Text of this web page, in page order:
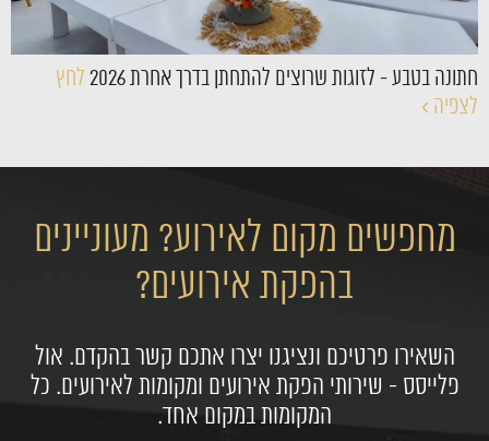
חתונה בטבע - לזוגות שרוצים להתחתן בדרך אחרת 2026
לחץ
לצפיה ›
מחפשים מקום לאירוע? מעוניינים
בהפקת אירועים?
השאירו פרטיכם ונציגנו יצרו אתכם קשר בהקדם. אול
פלייסס - שירותי הפקת אירועים ומקומות לאירועים. כל
המקומות במקום אחד.